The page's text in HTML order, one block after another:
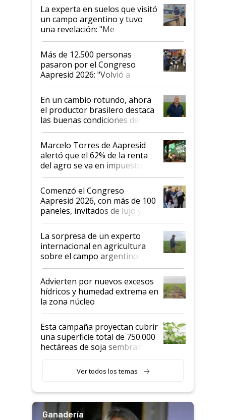
La experta en suelos que visitó
un campo argentino y tuvo
una revelación: "Me
impresionó mucho"
Más de 12.500 personas
pasaron por el Congreso
Aapresid 2026: "Volvió a
demostrar que hablar del
suelo es hablar de todo el
sistema productivo"
En un cambio rotundo, ahora
el productor brasilero destaca
las buenas condiciones del
agro argentino para invertir:
"Los veo más motivados"
Marcelo Torres de Aapresid
alertó que el 62% de la renta
del agro se va en impuestos:
"No es bueno que en
Argentina se sigan discutiendo
las mismas cosas de hace 50
años"
Comenzó el Congreso
Aapresid 2026, con más de 100
paneles, invitados de lujo y
todas las tendencias
La sorpresa de un experto
internacional en agricultura
sobre el campo argentino:
"Estoy muy impresionado"
Advierten por nuevos excesos
hídricos y humedad extrema en
la zona núcleo
Esta campaña proyectan cubrir
una superficie total de 750.000
hectáreas de soja sembradas
variedades que marcan un
salto tecnológico en genética y
Ver todos los temas
Ganadería